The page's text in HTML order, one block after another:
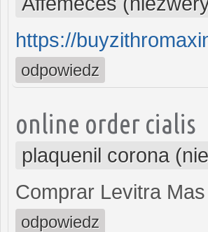
https://
odpowiedz
online order cialis
plaquenil corona
Comprar Levitra
odpowiedz